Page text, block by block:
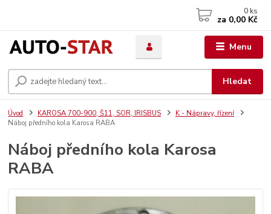
Menu
Hledat
0 ks
za 0,00 Kč
Úvod KAROSA 700-900, Š11, SOR, IRISBUS
K - Nápravy, řízení
Náboj předního kola Karosa RABA
Náboj předního kola Karosa
RABA